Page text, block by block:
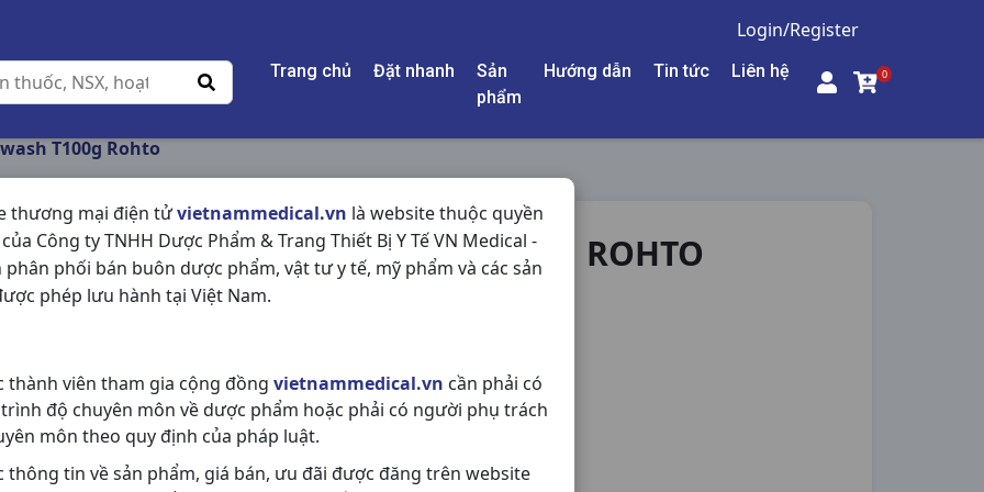
Login/Register
Trang chủ Đặt nhanh
Sản
phẩm
Hướng dẫn Tin tức Liên hệ 0
thương mại điện tửvietnammedical.vn là website thuộc quyền
Công ty TNHH Dược Phẩm & Trang Thiết Bị Y Tế VN Medical -
phân phối bán buôn dược phẩm, vật tư y tế, mỹ phẩm và các sản
phép lưu hành tại Việt Nam.
thành viên tham gia cộng đồng vietnammedical.vn cần phải có
độ chuyên môn về dược phẩm hoặc phải có người phụ trách
môn theo quy định của pháp luật.
thông tin về sản phẩm, giá bán, ưu đãi được đăng trên website
T100g Rohto
OXY PERFECTWASH T100G ROHTO
NSX:Rohto
Chia sẻ qua mạng xã hội: